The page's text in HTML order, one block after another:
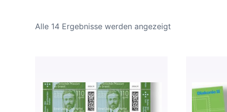
Alle 14 Ergebnisse werden angezeigt